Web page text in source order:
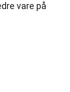
vare på